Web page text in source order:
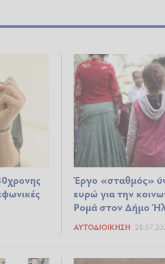
Έργο «σταθμός»
ευρώ για την
Ρομά στον Δήμο
ΑΥΤΟΔΙΟΊΚΗΣΗ